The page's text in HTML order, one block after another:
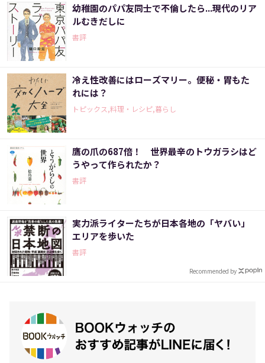
幼稚園のパパ友同士で不倫したら...現代のリア
ルむきだしに
書評
冷え性改善にはローズマリー。便秘・胃もた
れには？
トピックス,料理・レシピ,暮らし
鷹の爪の687倍！ 世界最辛のトウガラシはど
うやって作られたか？
書評
実力派ライターたちが日本各地の「ヤバい」
エリアを歩いた
書評
Recommended by